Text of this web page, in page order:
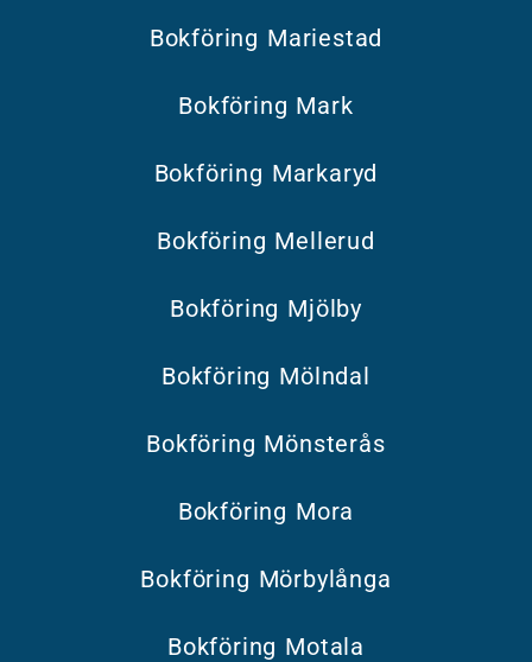
Bokföring Mariestad
Bokföring Mark
Bokföring Markaryd
Bokföring Mellerud
Bokföring Mjölby
Bokföring Mölndal
Bokföring Mönsterås
Bokföring Mora
Bokföring Mörbylånga
Bokföring Motala